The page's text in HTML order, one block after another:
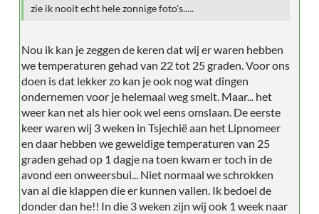
zie ik nooit echt hele zonnige foto's.....
Nou ik kan je zeggen de keren dat wij er waren hebben
we temperaturen gehad van 22 tot 25 graden. Voor ons
doen is dat lekker zo kan je ook nog wat dingen
ondernemen voor je helemaal weg smelt. Maar... het
weer kan net als hier ook wel eens omslaan. De eerste
keer waren wij 3 weken in Tsjechië aan het Lipnomeer
en daar hebben we geweldige temperaturen van 25
graden gehad op 1 dagje na toen kwam er toch in de
avond een onweersbui... Niet normaal we schrokken
van al die klappen die er kunnen vallen. Ik bedoel de
donder dan he!! In die 3 weken zijn wij ook 1 week naar